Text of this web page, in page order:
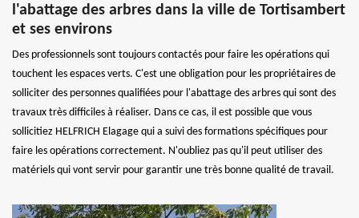
l'abattage des arbres dans la ville de Tortisambert
et ses environs
Des professionnels sont toujours contactés pour faire les opérations qui
touchent les espaces verts. C'est une obligation pour les propriétaires de
solliciter des personnes qualifiées pour l'abattage des arbres qui sont des
travaux très difficiles à réaliser. Dans ce cas, il est possible que vous
sollicitiez HELFRICH Elagage qui a suivi des formations spécifiques pour
faire les opérations correctement. N'oubliez pas qu'il peut utiliser des
matériels qui vont servir pour garantir une très bonne qualité de travail.